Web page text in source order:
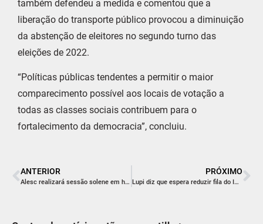
também defendeu a medida e comentou que a
liberação do transporte público provocou a diminuição
da abstenção de eleitores no segundo turno das
eleições de 2022.
“Políticas públicas tendentes a permitir o maior
comparecimento possível aos locais de votação a
todas as classes sociais contribuem para o
fortalecimento da democracia”, concluiu.
ANTERIOR
Alesc realizará sessão solene em homenagem aos 25 anos da Diocese de Criciúma
PRÓXIMO
Lupi diz que espera reduzir fila do INSS até o final deste ano